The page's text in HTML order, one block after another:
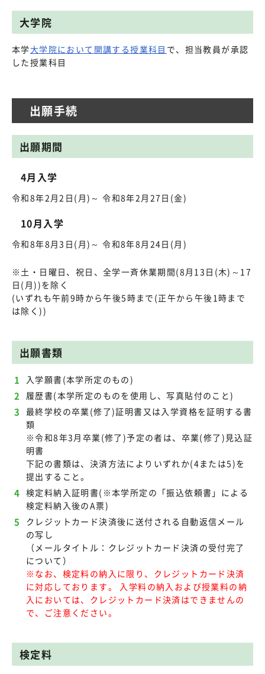
大学院
本学大学院において開講する授業科目 で、担当教員が承認
した授業科目
出願手続
出願期間
4月入学
令和8年2月2日(月)～ 令和8年2月27日(金)
10月入学
令和8年8月3日(月)～ 令和8年8月24日(月)
※土・日曜日、祝日、全学一斉休業期間(8月13日(木)～17
日(月))を除く
(いずれも午前9時から午後5時まで(正午から午後1時まで
は除く))
出願書類
入学願書(本学所定のもの)
履歴書(本学所定のものを使用し、写真貼付のこと)
最終学校の卒業(修了)証明書又は入学資格を証明する書
類
※令和8年3月卒業(修了)予定の者は、卒業(修了)見込証
明書
下記の書類は、決済方法によりいずれか(4または5)を
提出すること。
検定料納入証明書(※本学所定の「振込依頼書」による
検定料納入後のA票)
クレジットカード決済後に送付される自動返信メール
の写し
（メールタイトル：クレジットカード決済の受付完了
について）
※なお、検定料の納入に限り、クレジットカード決済
に対応しております。 入学料の納入および授業料の納
入においては、クレジットカード決済はできませんの
で、ご注意ください。
検定料